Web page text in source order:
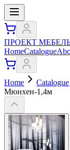
ПРОЕКТ
HomeCatalogue
Home Catalogue
Мюнхен-1,4м